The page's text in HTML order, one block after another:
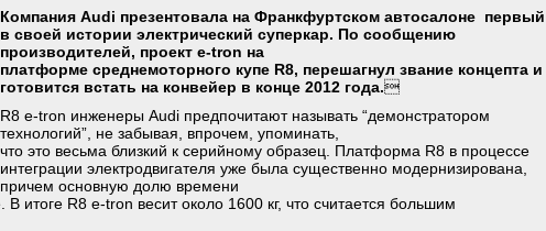
Компания Audi презентовала на Франкфуртском автосалоне первый
в своей истории электрический суперкар. По сообщению
производителей, проект e-tron на
платформе среднемоторного купе R8, перешагнул звание концепта и
готовится встать на конвейер в конце 2012 года.
R8 e-tron инженеры Audi предпочитают называть “демонстратором
технологий”, не забывая, впрочем, упоминать,
что это весьма близкий к серийному образец. Платформа R8 в процессе
интеграции электродвигателя уже была существенно модернизирована,
причем основную долю времени
итоге R8 e-tron весит около 1600 кг, что считается большим